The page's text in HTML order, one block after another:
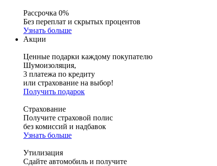
Рассрочка 0%
Без переплат и скрытых процентов
Узнать больше
Акции
Ценные подарки каждому покупателю
Шумоизоляция,
3 платежа по кредиту
или страхование на выбор!
Получить подарок
Страхование
Получите страховой полис
без комиссий и надбавок
Узнать больше
Утилизация
Сдайте автомобиль и получите